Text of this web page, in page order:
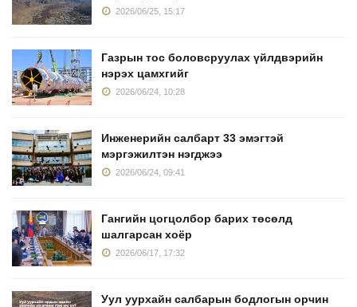
2026/06/25, 15:17
Газрын тос боловсруулах үйлдвэрийн
нэрэх цамхгийг
2026/06/24, 10:28
Инженерийн салбарт 33 эмэгтэй
мэргэжилтэн нэгджээ
2026/06/24, 09:41
Гангийн цогцолбор барих төсөлд
шалгарсан хоёр
2026/06/17, 17:32
Уул уурхайн салбарын бодлогын орчин